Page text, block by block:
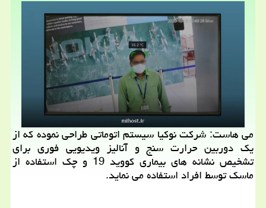
می هاست: شركت نوكیا سیستم اتوماتی طراحی نموده كه از
یك دوربین حرارت سنج و آنالیز ویدیویی فوری برای
تشخیص نشانه های بیماری كووید 19 و چك استفاده از
ماسك توسط افراد استفاده می نماید.